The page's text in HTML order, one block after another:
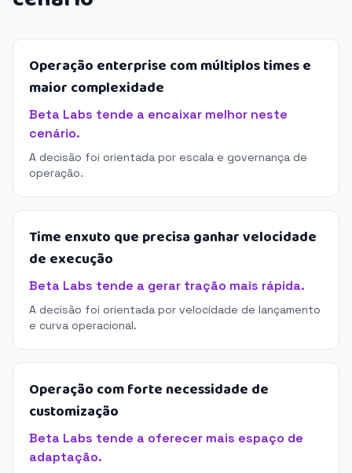
Operação enterprise com múltiplos times e
maior complexidade
Beta Labs tende a encaixar melhor neste
cenário.
A decisão foi orientada por escala e governança de
operação.
Time enxuto que precisa ganhar velocidade
de execução
Beta Labs tende a gerar tração mais rápida.
A decisão foi orientada por velocidade de lançamento
e curva operacional.
Operação com forte necessidade de
customização
Beta Labs tende a oferecer mais espaço de
adaptação.